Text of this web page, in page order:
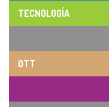
TECNOLOGÍA
OTT